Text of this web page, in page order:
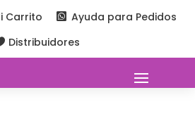
Carrito  Ayuda para Pedidos
Distribuidores